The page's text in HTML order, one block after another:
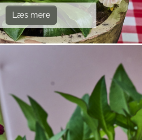
Læs mere